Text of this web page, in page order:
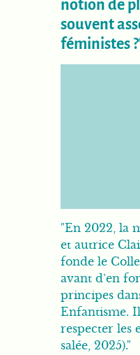
notion de
souvent
féministes
"En 2022, la
et autrice
fonde le
avant d’en
principes
Enfantisme.
respecter les
salée, 2025)."